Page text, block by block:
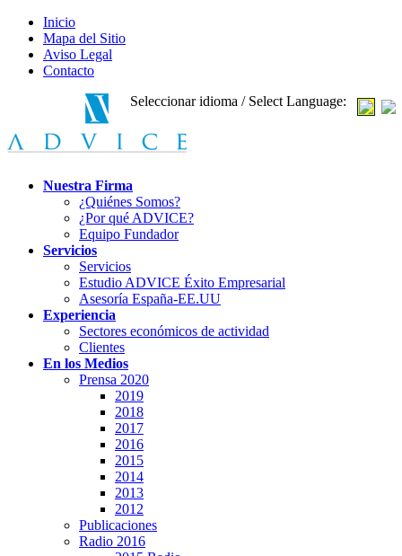
Inicio
Mapa del Sitio
Aviso Legal
Contacto
Seleccionar idioma / Select Language:
Nuestra Firma
¿Quiénes Somos?
¿Por qué ADVICE?
Equipo Fundador
Servicios
Servicios
Estudio ADVICE Éxito Empresarial
Asesoría España-EE.UU
Experiencia
Sectores económicos de actividad
Clientes
En los Medios
Prensa 2020
2019
2018
2017
2016
2015
2014
2013
2012
Publicaciones
Radio 2016